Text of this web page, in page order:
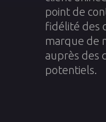
point de
fidélité des
marque de
auprès des
potentiels.